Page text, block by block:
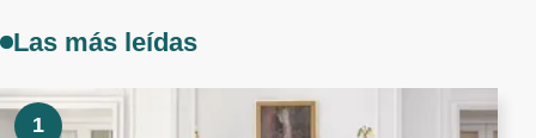
Las más leídas
1